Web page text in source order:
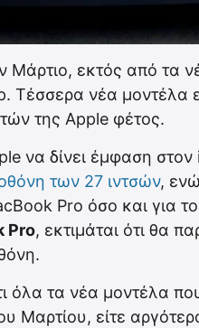
Μάρτιο, εκτός από τα
Τέσσερα νέα μοντέλα
της Apple φέτος.
να δίνει έμφαση
των 27 ιντσών,
Pro όσο και για
Pro, εκτιμάται ότι θα
όλα τα νέα μοντέλα
Μαρτίου, είτε